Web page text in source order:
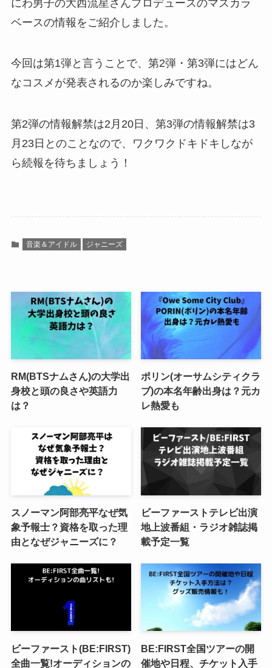
にわ男子の大西流星さんプロデュースのマスカラ
ベースの情報をご紹介しました。
今回は第1弾と言うことで、第2弾・第3弾にはどん
なコスメが発表されるのか楽しみですね。
第2弾の情報解禁は2月20日、第3弾の情報解禁は3
月23日とのことなので、ワクワクドキドキしなが
ら続報を待ちましょう！
音楽＆アイドル ジャニーズ
RM(BTSナムさん)の大学出
身校と頭の良さや英語力
は？
ポリン(オーサムシティクラ
ブ)の本名年齢出身は？元カ
レ熱愛も
スノーマン阿部亮平なぜ気
象予報士？資格を取った理
由となぜジャニーズに？
ビーファーストテレビ出演
地上波番組・ラジオ雑誌掲
載予定一覧
ビーファースト(BE:FIRST)
全曲一覧!オーディションの
BE:FIRST全国ツアーの開
催地や日程、チケット入手